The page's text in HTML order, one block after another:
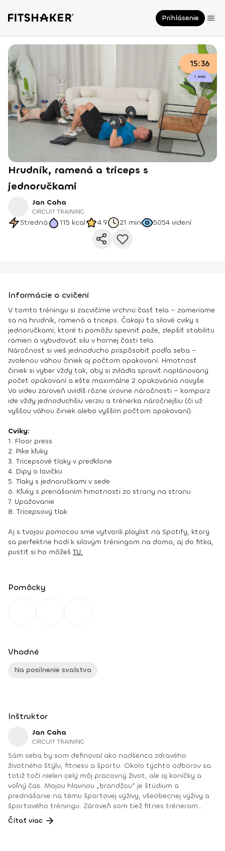
Prihlásenie
Hrudník, ramená a triceps s
jednoručkami
Jan Caha
CIRCUIT TRAINING
Stredná 115 kcal 4.9 21 min 5054 videní
Informácie o cvičení
V tomto tréningu si zacvičíme vrchnú časť tela – zameriame
sa na hrudník, ramená a triceps. Čakajú ťa silové cviky s
jednoručkami, ktoré ti pomôžu spevniť paže, zlepšiť stabilitu
ramien a vybudovať silu v hornej časti tela.
Náročnosť si vieš jednoducho prispôsobiť podľa seba –
zvolenou váhou činiek aj počtom opakovaní. Hmotnosť
činiek si vyber vždy tak, aby si zvládla spraviť naplánovaný
počet opakovaní a ešte maximálne 2 opakovania navyše.
Vo videu zároveň uvidíš rôzne úrovne náročnosti – komparz
ide vždy jednoduchšiu verziu a trénerka náročnejšiu (či už
vyššou váhou činiek alebo vyšším počtom opakovaní).
Cviky:
1. Floor press
2. Pike kľuky
3. Tricepsové tlaky v predklone
4. Dipy o lavičku
5. Tlaky s jednoručkami v sede
6. Kľuky s prenášaním hmotnosti zo strany na stranu
7. Upažovanie
8. Tricepsový tlak
Aj s tvojou pomocou sme vytvorili playlist na Spotify, ktorý
sa perfektne hodí k silovým tréningom na doma, aj do fitka,
pustiť si ho môžeš TU.
Pomôcky
Vhodné
Na posilnenie svalstva
Inštruktor
Jan Caha
CIRCUIT TRAINING
Sám seba by som definoval ako nadšenca zdravého
životného štýlu, fitnesu a športu. Okolo týchto odborov sa
totiž točí nielen celý môj pracovný život, ale aj koníčky a
voľný čas. Mojou hlavnou „brandžou“ je štúdium a
prednášanie na tému športovej výživy, všeobecnej výživy a
športového tréningu. Zároveň som tiež fitnes trénerom
pretekárov a pretekárok, ale aj aktívnym pretekárom vo
fitnes. Profesijne som vyštudoval odbor športová výživa na
Čítať viac